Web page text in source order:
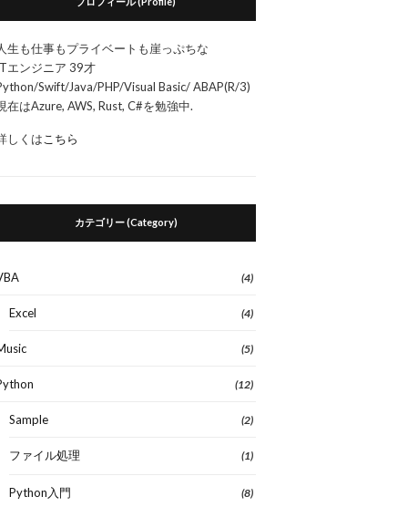
生も仕事もプライベートも崖っぷちな
エンジニア 39才
Swift/Java/PHP/Visual Basic/ ABAP(R/3)
在はAzure, AWS, Rust, C#を勉強中.
しくは こちら
カテゴリー (Category)
(4)
Excel (4)
(5)
(12)
Sample (2)
ファイル処理 (1)
Python入門 (8)